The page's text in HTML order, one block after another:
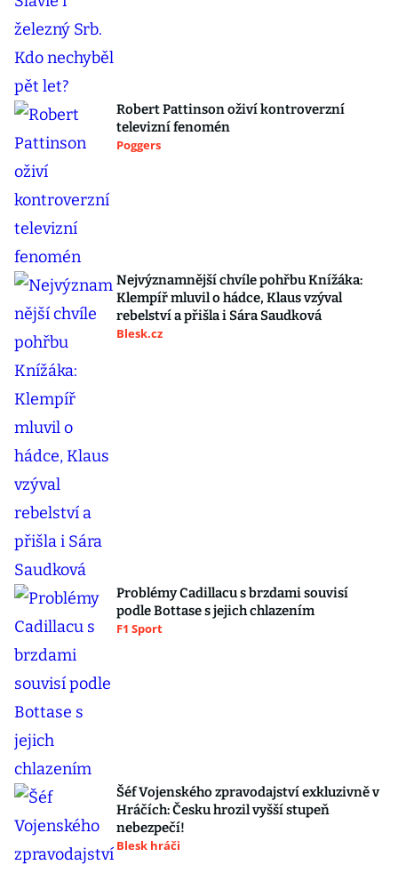
Robert Pattinson oživí kontroverzní
televizní fenomén
Poggers
Nejvýznamnější chvíle pohřbu Knížáka:
Klempíř mluvil o hádce, Klaus vzýval
rebelství a přišla i Sára Saudková
Blesk.cz
Problémy Cadillacu s brzdami souvisí
podle Bottase s jejich chlazením
F1 Sport
Šéf Vojenského zpravodajství exkluzivně v
Hráčích: Česku hrozil vyšší stupeň
nebezpečí!
Blesk hráči